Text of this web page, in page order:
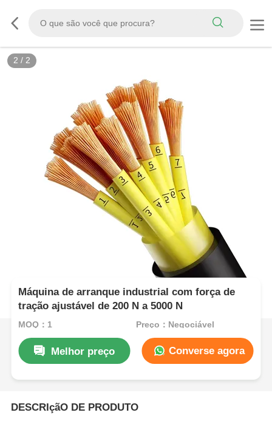
2 / 2
Máquina de arranque industrial com força de
tração ajustável de 200 N a 5000 N
MOQ：1 Preço：Negociável
Melhor preço Converse agora
DESCRIçãO DE PRODUTO